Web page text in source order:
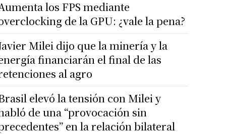
los FPS mediante
de la GPU: ¿vale la pena?
Milei dijo que la minería y la
financiarán el final de las
al agro
elevó la tensión con Milei y
de una “provocación sin
en la relación bilateral